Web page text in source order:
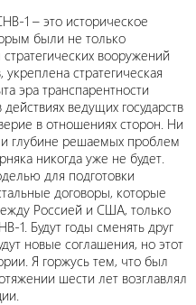
1 – это историческое
были не только
вооружений
стратегическая
эра транспарентности
ведущих государств
в отношениях сторон. Ни
глубине решаемых проблем
никогда уже не будет.
для подготовки
договоры, которые
Россией и США, только
1. Будут годы сменять друг
новые соглашения, но этот
Я горжусь тем, что был
шести лет возглавлял